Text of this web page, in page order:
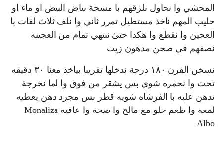
المحشي وا نحاول نلزقهم با مسحة بياض البيض او ماء او
حليب المهم ناخذ مستطيل تمرر ثاني وا نلف ثلاث لفات با
العجين وا نقطع وا هكذا حتئ ننتهي تمام من العجينه
نصفهم في صحن مدهون زيت
نسخن الفرن ١٨٠ درجة ندخلها تقريبا بياخذ معنا ٣٠ دقيقه
تحت وا نحمره شوي بس يشقر من فوق وا لما نخرجة
ندهن عليه با الفرشاه شويه قطر بس مجرد دهن يعطيه
لمعه وا طعم حلو مع مالح وا صحة وا عافيه Monaliza
Albo